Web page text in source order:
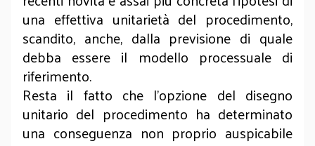
una effettiva unitarietà del procedimento,
scandito, anche, dalla previsione di quale
debba essere il modello processuale di
riferimento.
Resta il fatto che l’opzione del disegno
unitario del procedimento ha determinato
una conseguenza non proprio auspicabile